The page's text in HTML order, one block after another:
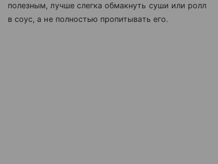
полезным, лучше слегка обмакнуть суши или ролл
в соус, а не полностью пропитывать его.